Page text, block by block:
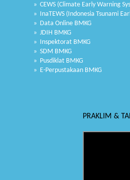
» CEWS (Climate Early Warning
» InaTEWS (Indonesia Tsunami
» Data Online BMKG
» JDIH BMKG
» Inspektorat BMKG
» SDM BMKG
» Pusdiklat BMKG
» E-Perpustakaan BMKG
PRAKLIM &